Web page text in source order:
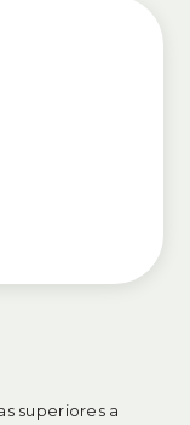
superiores a